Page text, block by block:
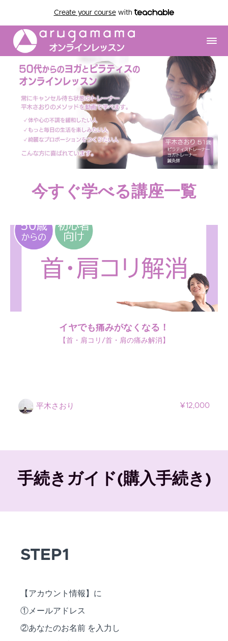
Create your coursewith
今すぐ学べる講座一覧
イヤでも痛みがなくなる！
【首・肩コリ/首・肩の痛み解消】
平木さおり ¥12,000
手続きガイド(購入手続き)
STEP1
【アカウント情報】に
①メールアドレス
②あなたのお名前 を入力し